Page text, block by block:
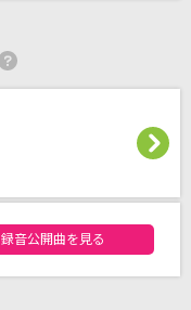
録音公開曲を見る